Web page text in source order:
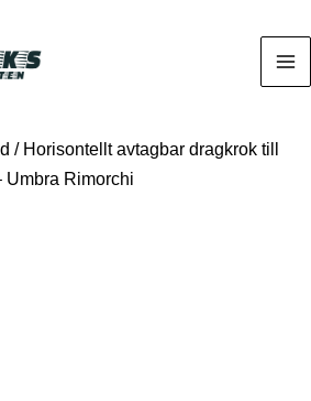
/ Horisontellt avtagbar dragkrok till
Umbra Rimorchi